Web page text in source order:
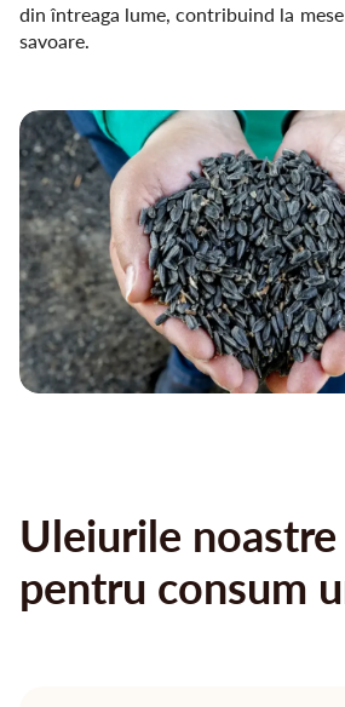
din întreaga lume, contribuind la
savoare.
Uleiurile
pentru consum